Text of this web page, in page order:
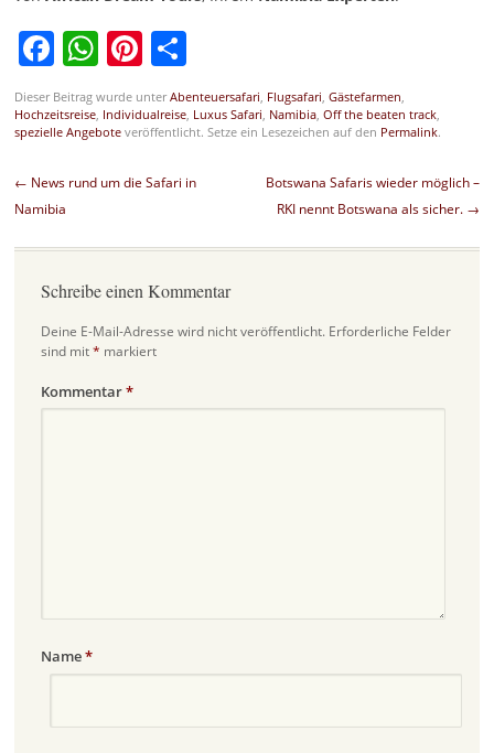
Facebook
WhatsApp
Pinterest
Teilen
Dieser Beitrag wurde unterAbenteuersafari Flugsafari Gästefarmen
Hochzeitsreise, Individualreise, Luxus Safari Namibia, Off the beaten track,
spezielle Angeboteveröffentlicht. Setze ein Lesezeichen auf den Permalink.
Beitragsnavigation
← News rund um die Safari in
Namibia
Botswana Safaris wieder möglich –
RKI nennt Botswana als sicher. →
Schreibe einen Kommentar
Deine E-Mail-Adresse wird nicht veröffentlicht. Erforderliche Felder
sind mit* markiert
Kommentar*
Name*